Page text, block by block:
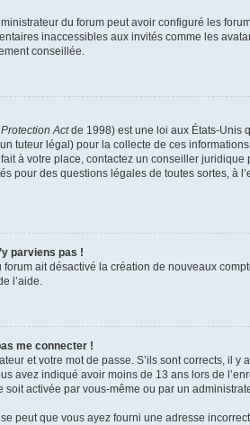
du forum peut avoir configuré les
inaccessibles aux invités comme les
conseillée.
Actde 1998) est une loi aux États-Unis
tuteur légal) pour la collecte de ces
à votre place, contactez un conseiller
pour des questions légales de toutes sortes, à
parviens pas !
forum ait désactivé la création de nouveaux
l’aide.
me connecter !
et votre mot de passe. S’ils sont corrects, il y
avez indiqué avoir moins de 13 ans lors de
activée par vous-même ou par un
peut que vous ayez fourni une adresse